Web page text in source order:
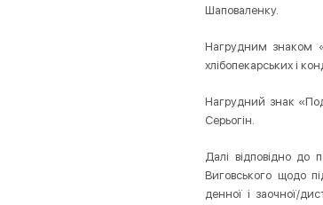
Шаповаленку.
Нагрудним знаком
хлібопекарських і
Нагрудний знак
Серьогін.
Далі відповідно до
Виговського щодо
денної і заочної/